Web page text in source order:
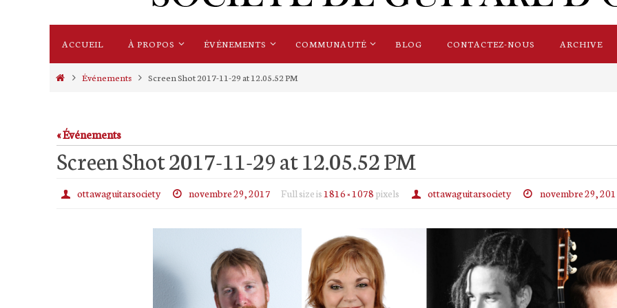
content
ACCUEIL À PROPOS ÉVÉNEMENTS COMMUNAUTÉ BLOG CONTACTEZ-NOUS ARCHIVE
HomeÉvénements Screen Shot 2017-11-29 at 12.05.52 PM
« Événements
Screen Shot 2017-11-29 at 12.05.52 PM
ottawaguitarsociety novembre 29, 2017 Full size is1816 × 1078 pixels ottawaguitarsociety novembre 29,